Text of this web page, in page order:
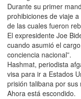
Durante su primer
prohibiciones de viaje
de las cuales fueron
El expresidente Joe
cuando asumió el
conciencia nacional”.
Hashmat, periodista
visa para ir a Estados
prisión talibana por sus
Ahora está escondido.